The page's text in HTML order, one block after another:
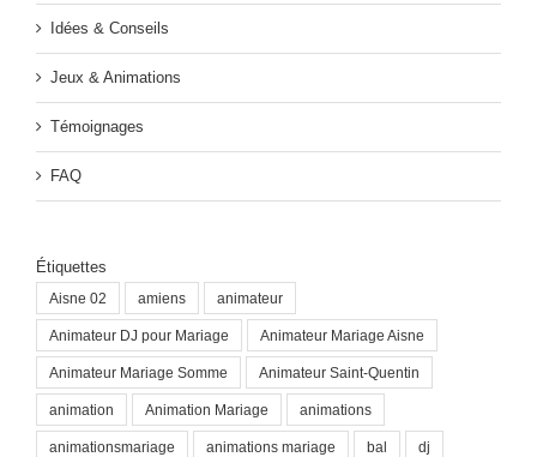
Idées & Conseils
Jeux & Animations
Témoignages
FAQ
Étiquettes
Aisne 02 amiens animateur
Animateur DJ pour Mariage Animateur Mariage Aisne
Animateur Mariage Somme Animateur Saint-Quentin
animation Animation Mariage animations
animationsmariage animations mariage bal dj